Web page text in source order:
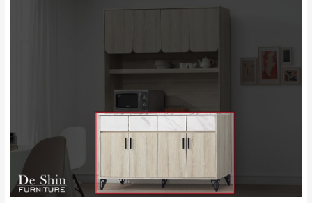
來、平溪、九份、
石門、林口 下福
峽山區、石碇、坪
林、福隆、淡水山
$ 9,000以上：免
苗栗至基隆；其它地區暫不開放，如因特殊
地型限制(山區、鄉、鎮、村)、樓梯太小、無
法搬運上樓等因素，導致無法配送，
保有出貨的權利。
保護物流人員的工作安全，賣家無提供吊掛
服務，若需以吊車或其他的吊掛方式吊運，
費用將由買方自行支付。
因大型傢俱有組裝、配送的問題，並非一般